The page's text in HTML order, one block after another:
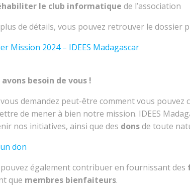
le club informatique de l’association
de détails, vous pouvez retrouver le dossier
Mission 2024 – IDEES Madagascar
avons besoin de vous !
demandez peut-être comment vous
de mener à bien notre mission. IDEES
nos initiatives, ainsi que des donsde toute
don
également contribuer en fournissant des
que membres bienfaiteurs.